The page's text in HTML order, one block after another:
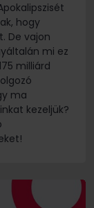
hogy
De vajon
mi ez
milliárd
ma
kezeljük?